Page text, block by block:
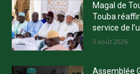
Magal de
Touba
service de
3 août 2026
Assemblée